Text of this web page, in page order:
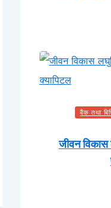
बैंक तथा
जीवन विकास